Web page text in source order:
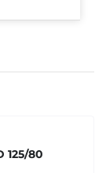
125/80